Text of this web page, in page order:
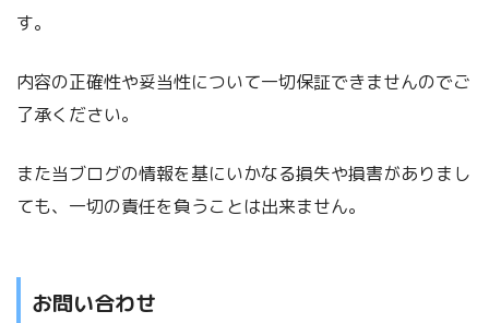
す。
内容の正確性や妥当性について一切保証できませんのでご
了承ください。
また当ブログの情報を基にいかなる損失や損害がありまし
ても、一切の責任を負うことは出来ません。
お問い合わせ